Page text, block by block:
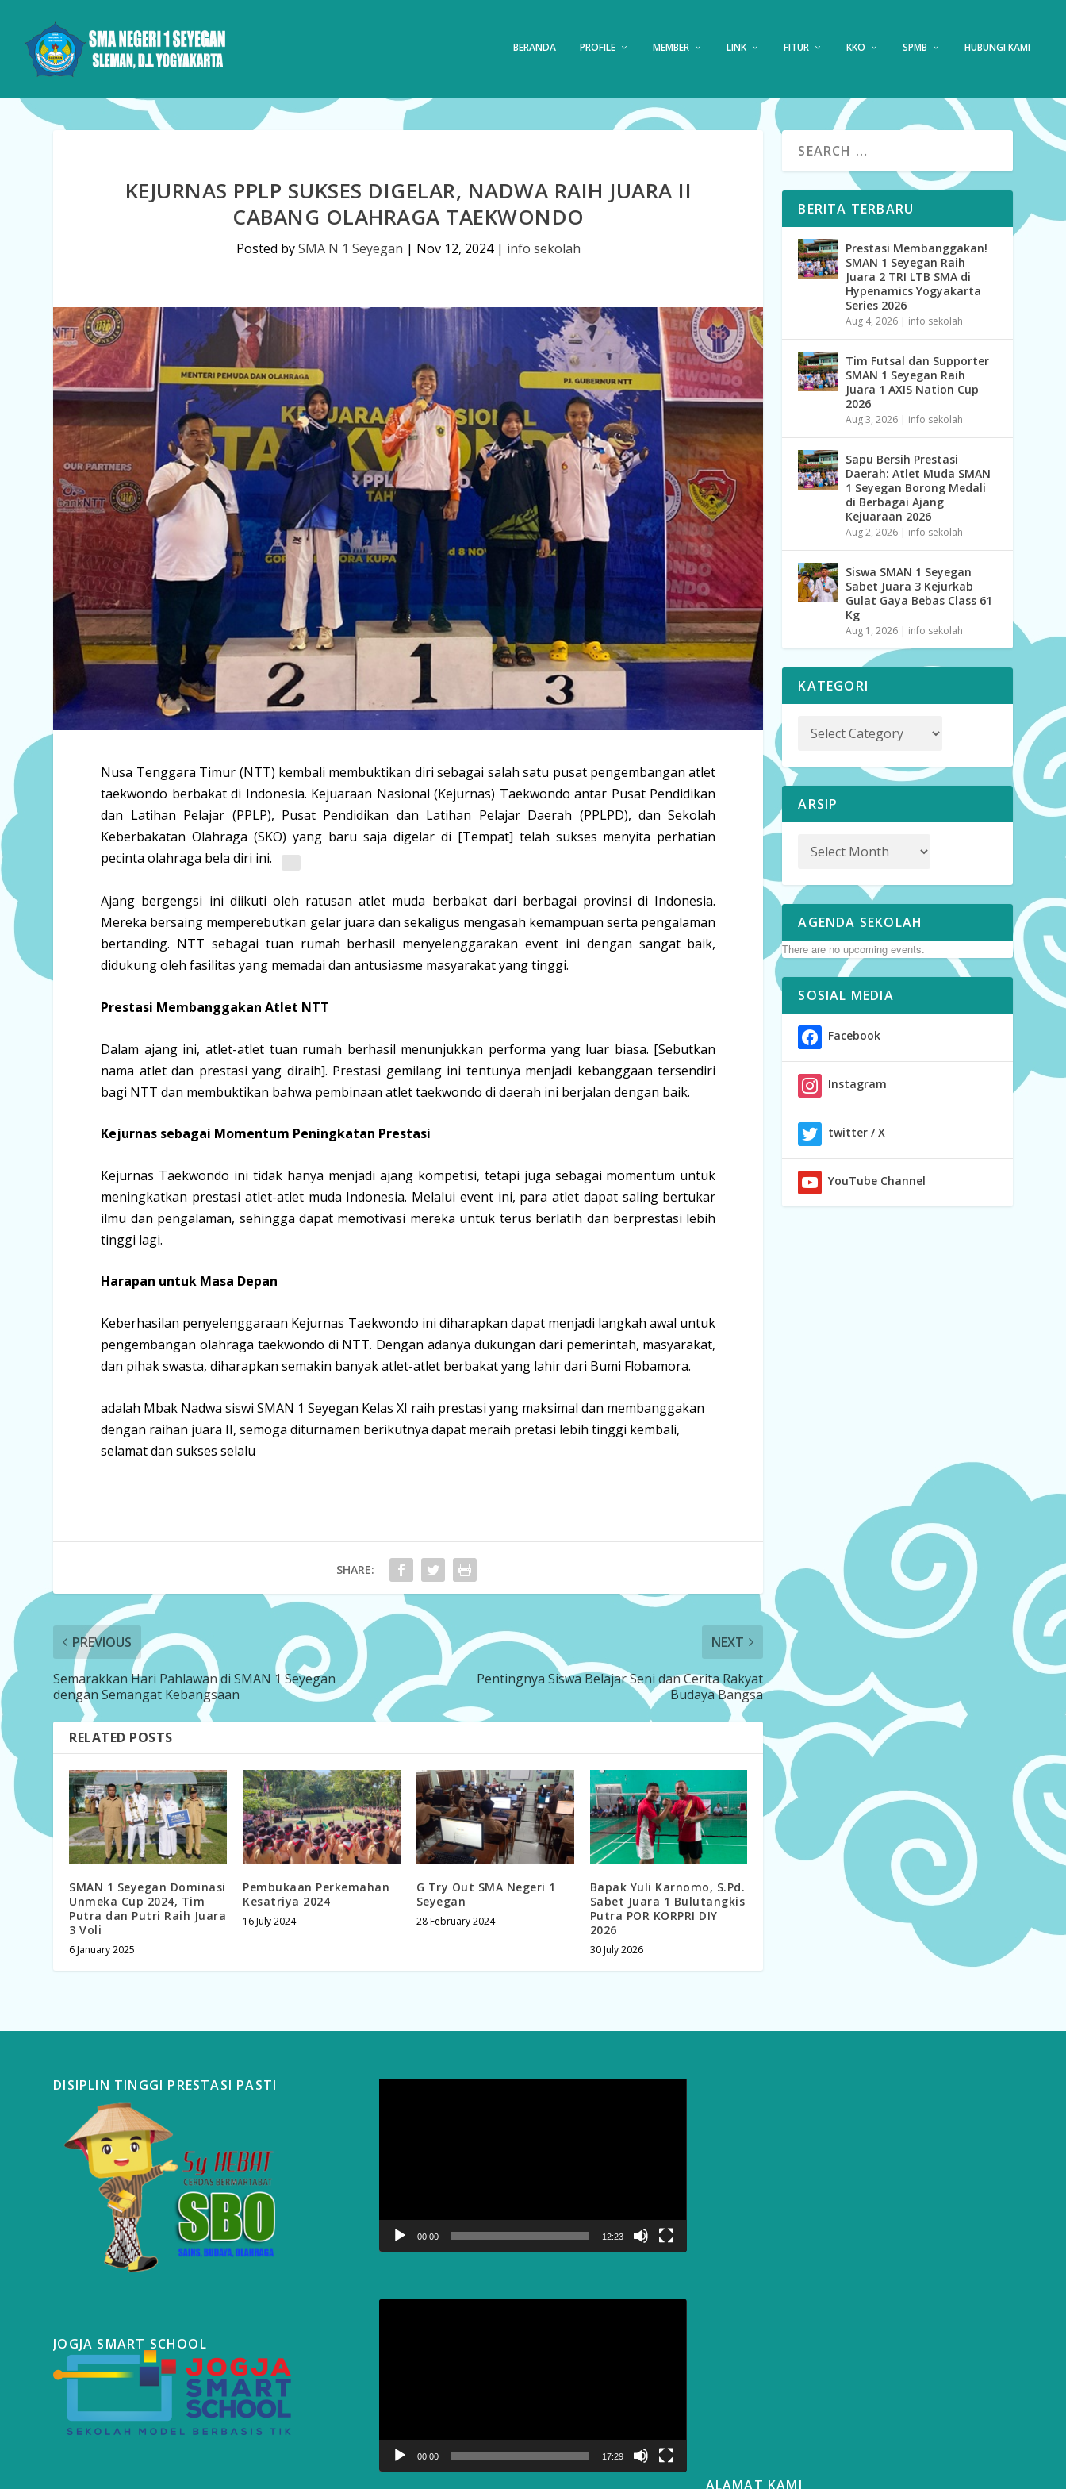
BERANDA PROFILE MEMBER LINK FITUR KKO SPMB HUBUNGI KAMI
KEJURNAS PPLP SUKSES DIGELAR, NADWA RAIH JUARA II
CABANG OLAHRAGA TAEKWONDO
Posted bySMA N 1 Seyegan | Nov 12, 2024| info sekolah
Nusa Tenggara Timur (NTT) kembali membuktikan diri sebagai salah satu pusat pengembangan atlet
taekwondo berbakat di Indonesia. Kejuaraan Nasional (Kejurnas) Taekwondo antar Pusat Pendidikan
dan Latihan Pelajar (PPLP), Pusat Pendidikan dan Latihan Pelajar Daerah (PPLPD), dan Sekolah
Keberbakatan Olahraga (SKO) yang baru saja digelar di [Tempat] telah sukses menyita perhatian
pecinta olahraga bela diri ini.
Ajang bergengsi ini diikuti oleh ratusan atlet muda berbakat dari berbagai provinsi di Indonesia.
Mereka bersaing memperebutkan gelar juara dan sekaligus mengasah kemampuan serta pengalaman
bertanding. NTT sebagai tuan rumah berhasil menyelenggarakan event ini dengan sangat baik,
didukung oleh fasilitas yang memadai dan antusiasme masyarakat yang tinggi.
Prestasi Membanggakan Atlet NTT
Dalam ajang ini, atlet-atlet tuan rumah berhasil menunjukkan performa yang luar biasa. [Sebutkan
nama atlet dan prestasi yang diraih]. Prestasi gemilang ini tentunya menjadi kebanggaan tersendiri
bagi NTT dan membuktikan bahwa pembinaan atlet taekwondo di daerah ini berjalan dengan baik.
Kejurnas sebagai Momentum Peningkatan Prestasi
Kejurnas Taekwondo ini tidak hanya menjadi ajang kompetisi, tetapi juga sebagai momentum untuk
meningkatkan prestasi atlet-atlet muda Indonesia. Melalui event ini, para atlet dapat saling bertukar
ilmu dan pengalaman, sehingga dapat memotivasi mereka untuk terus berlatih dan berprestasi lebih
tinggi lagi.
Harapan untuk Masa Depan
Keberhasilan penyelenggaraan Kejurnas Taekwondo ini diharapkan dapat menjadi langkah awal untuk
pengembangan olahraga taekwondo di NTT. Dengan adanya dukungan dari pemerintah, masyarakat,
dan pihak swasta, diharapkan semakin banyak atlet-atlet berbakat yang lahir dari Bumi Flobamora.
adalah Mbak Nadwa siswi SMAN 1 Seyegan Kelas XI raih prestasi yang maksimal dan membanggakan
dengan raihan juara II, semoga diturnamen berikutnya dapat meraih pretasi lebih tinggi kembali,
selamat dan sukses selalu
SHARE:
PREVIOUS
Semarakkan Hari Pahlawan di SMAN 1 Seyegan
dengan Semangat Kebangsaan
NEXT
Pentingnya Siswa Belajar Seni dan Cerita Rakyat
Budaya Bangsa
RELATED POSTS
SMAN 1 Seyegan Dominasi
Unmeka Cup 2024, Tim
Putra dan Putri Raih Juara
3 Voli
6 January 2025
Pembukaan Perkemahan
Kesatriya 2024
16 July 2024
G Try Out SMA Negeri 1
Seyegan
28 February 2024
Bapak Yuli Karnomo, S.Pd.
Sabet Juara 1 Bulutangkis
Putra POR KORPRI DIY
2026
30 July 2026
BERITA TERBARU
Prestasi Membanggakan!
SMAN 1 Seyegan Raih
Juara 2 TRI LTB SMA di
Hypenamics Yogyakarta
Series 2026
Aug 4, 2026 | info sekolah
Tim Futsal dan Supporter
SMAN 1 Seyegan Raih
Juara 1 AXIS Nation Cup
2026
Aug 3, 2026 | info sekolah
Sapu Bersih Prestasi
Daerah: Atlet Muda SMAN
1 Seyegan Borong Medali
di Berbagai Ajang
Kejuaraan 2026
Aug 2, 2026 | info sekolah
Siswa SMAN 1 Seyegan
Sabet Juara 3 Kejurkab
Gulat Gaya Bebas Class 61
Kg
Aug 1, 2026 | info sekolah
KATEGORI
ARSIP
AGENDA SEKOLAH
There are no upcoming events.
SOSIAL MEDIA
Facebook
Instagram
twitter / X
YouTube Channel
DISIPLIN TINGGI PRESTASI PASTI
JOGJA SMART SCHOOL
00:00 12:23
00:00 17:29
ALAMAT KAMI